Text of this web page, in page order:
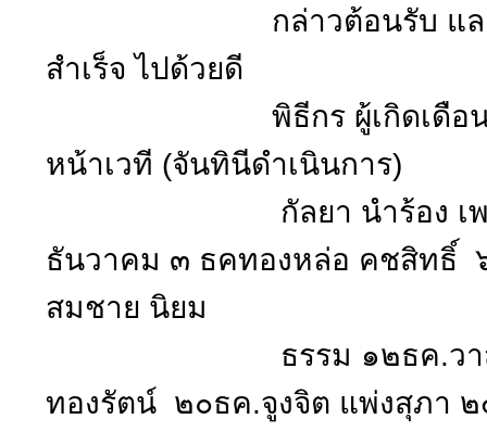
กล่าวต้อนรับ และกล่า
สำเร็จ ไปด้วยดี
พิธีกร ผู้เกิดเดือนธันวา
หน้าเวที (จันทินีดำเนินการ)
กัลยา นำร้อง เพลงอวย
ธันวาคม ๓ ธคทองหล่อ คชสิทธิ์
สมชาย นิยม
ธรรม ๑๒ธค.วาสนา เ
ทองรัตน์ ๒๐ธค.จูงจิต แพ่งสุภา